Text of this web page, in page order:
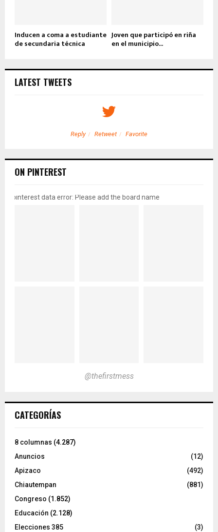
Inducen a coma a estudiante
de secundaria técnica
Joven que participó en riña
en el municipio...
LATEST TWEETS
Reply Retweet Favorite
ON PINTEREST
pinterest data error: Please add the board name
@thefirstmess
CATEGORÍAS
8 columnas (4.287)
Anuncios
(12)
Apizaco
(492)
Chiautempan
(881)
Congreso (1.852)
Educación (2.128)
Elecciones 385
(3)